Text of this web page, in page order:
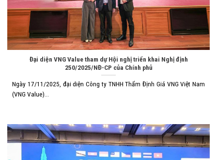
Đại diện VNG Value tham dự Hội nghị triển khai Nghị định
250/2025/NĐ-CP của Chính phủ
Ngày 17/11/2025, đại diện Công ty TNHH Thẩm Định Giá VNG Việt Nam
(VNG Value)...